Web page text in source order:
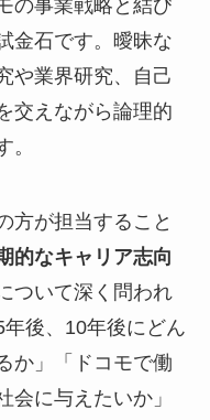
の事業戦略と結び
金石です。曖昧な
や業界研究、自己
交えながら論理的
。
方が担当すること
的なキャリア志向
ついて深く問われ
後、10年後にどん
か」「ドコモで働
会に与えたいか」